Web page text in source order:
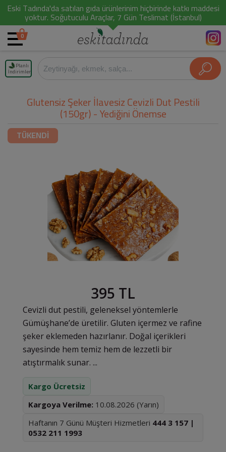
Eski Tadında'da satılan gıda ürünlerinim hiçbirinde katkı maddesi
yoktur. Soğutuculu Araçlar, 7 Gün Teslimat (İstanbul)
0
Planlı
İndirimler
Glutensiz Şeker İlavesiz Cevizli Dut Pestili
(150gr) - Yediğini Önemse
TÜKENDİ
395 TL
Cevizli dut pestili, geleneksel yöntemlerle
Gümüşhane’de üretilir. Gluten içermez ve rafine
şeker eklemeden hazırlanır. Doğal içerikleri
sayesinde hem temiz hem de lezzetli bir
atıştırmalık sunar. ...
Kargo Ücretsiz
Kargoya Verilme: 10.08.2026 (Yarın)
Haftanın 7 Günü Müşteri Hizmetleri 444 3 157 |
0532 211 1993